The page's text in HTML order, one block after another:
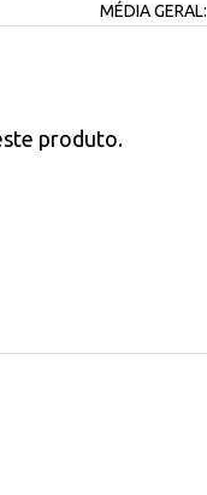
MÉDIA GERAL:
produto.